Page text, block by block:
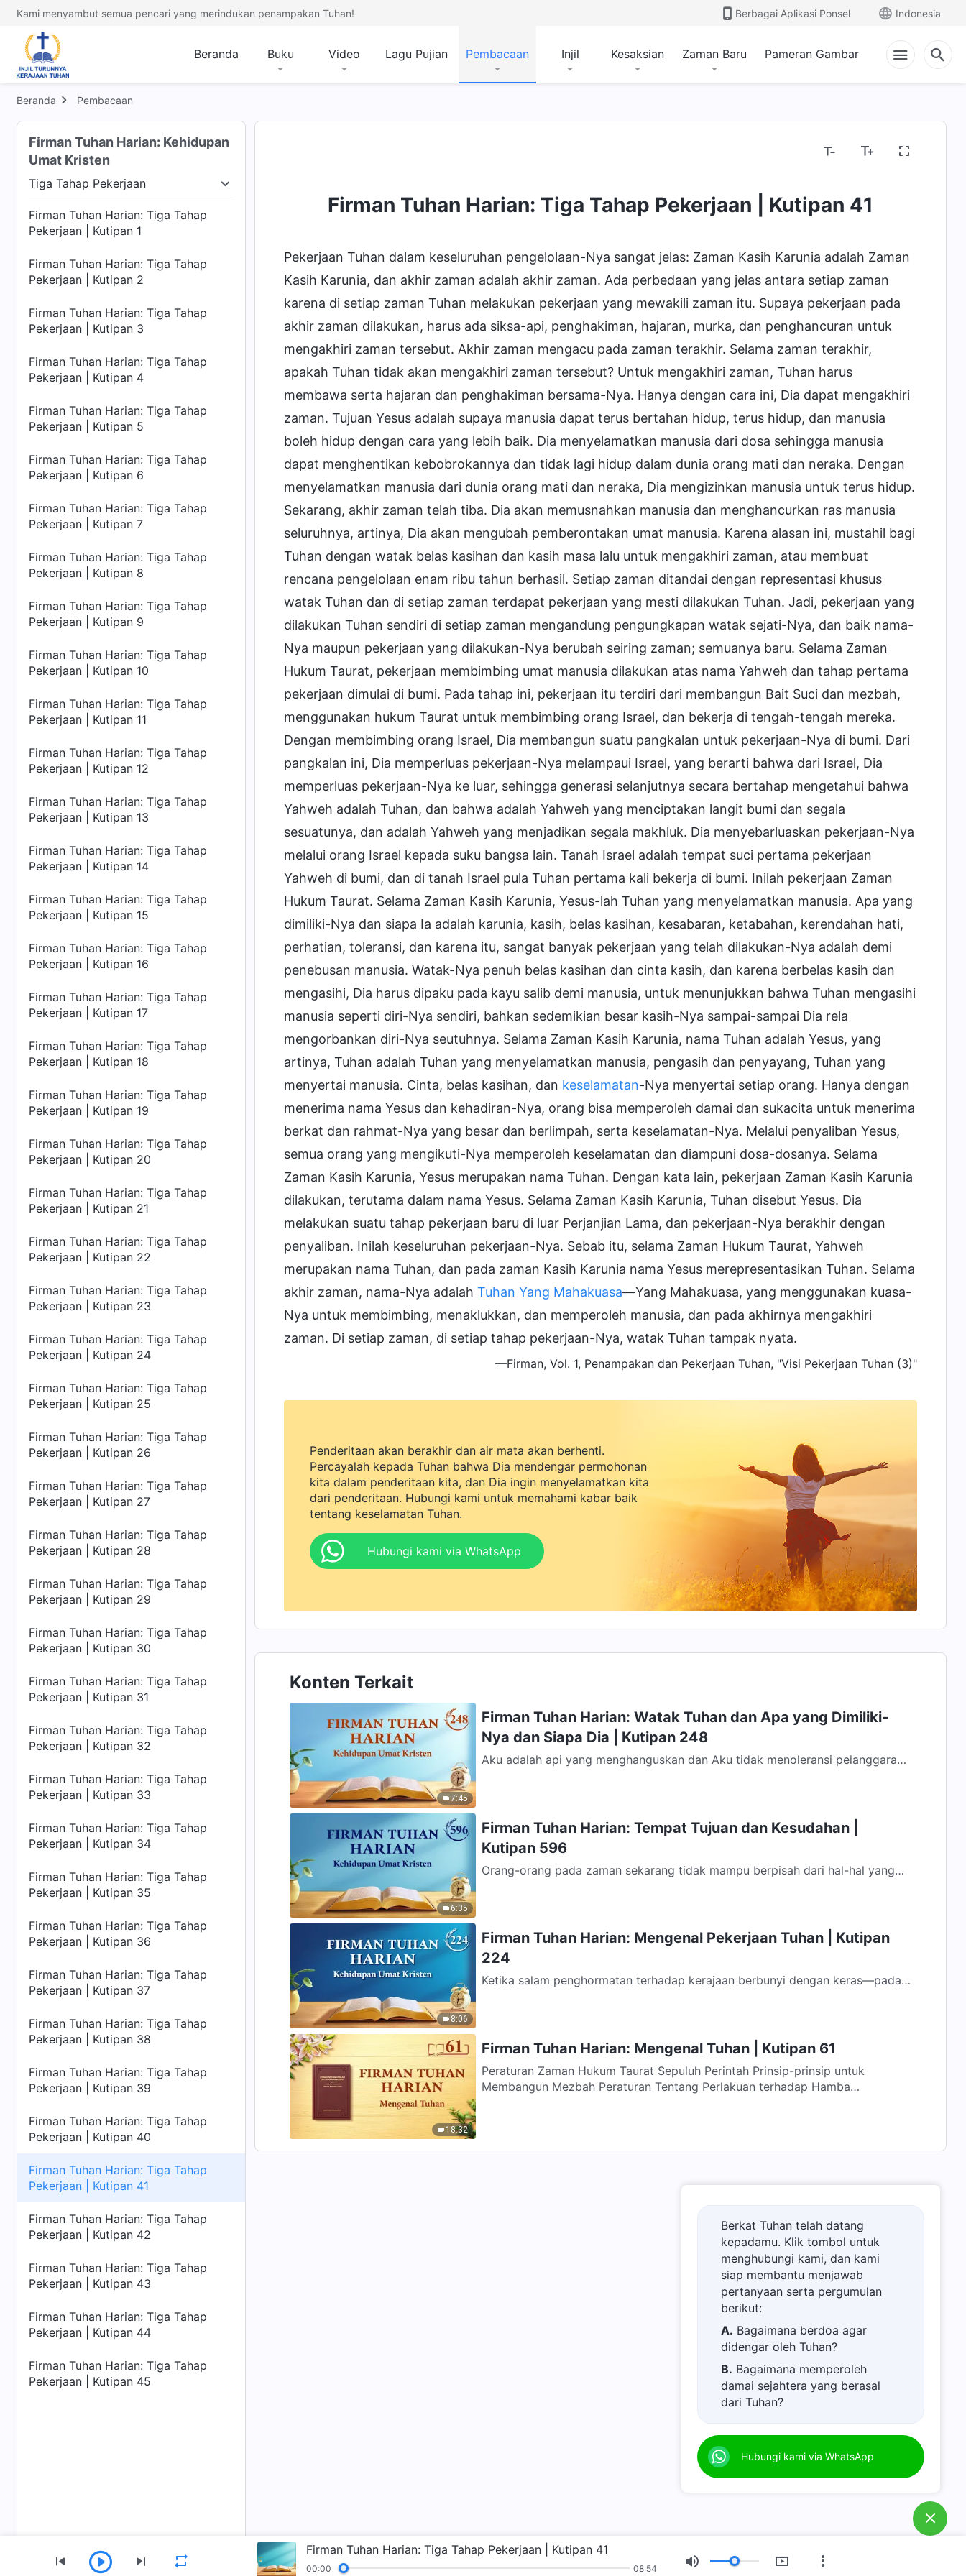
Kami menyambut semua pencari yang merindukan penampakan Tuhan! Berbagai Aplikasi Ponsel Indonesia
Beranda Buku Video Lagu Pujian Pembacaan Injil Kesaksian Zaman Baru Pameran Gambar
Beranda Pembacaan
Firman Tuhan Harian: Kehidupan
Umat Kristen
Tiga Tahap Pekerjaan
Tiga Tahap Pekerjaan Penampakan dan Pekerjaan Tuhan Penghakiman pada Akhir Zaman Inkarnasi Mengenal Pekerjaan Tuhan
Firman Tuhan Harian: Tiga Tahap
Pekerjaan | Kutipan 1
Firman Tuhan Harian: Tiga Tahap
Pekerjaan | Kutipan 2
Firman Tuhan Harian: Tiga Tahap
Pekerjaan | Kutipan 3
Firman Tuhan Harian: Tiga Tahap
Pekerjaan | Kutipan 4
Firman Tuhan Harian: Tiga Tahap
Pekerjaan | Kutipan 5
Firman Tuhan Harian: Tiga Tahap
Pekerjaan | Kutipan 6
Firman Tuhan Harian: Tiga Tahap
Pekerjaan | Kutipan 7
Firman Tuhan Harian: Tiga Tahap
Pekerjaan | Kutipan 8
Firman Tuhan Harian: Tiga Tahap
Pekerjaan | Kutipan 9
Firman Tuhan Harian: Tiga Tahap
Pekerjaan | Kutipan 10
Firman Tuhan Harian: Tiga Tahap
Pekerjaan | Kutipan 11
Firman Tuhan Harian: Tiga Tahap
Pekerjaan | Kutipan 12
Firman Tuhan Harian: Tiga Tahap
Pekerjaan | Kutipan 13
Firman Tuhan Harian: Tiga Tahap
Pekerjaan | Kutipan 14
Firman Tuhan Harian: Tiga Tahap
Pekerjaan | Kutipan 15
Firman Tuhan Harian: Tiga Tahap
Pekerjaan | Kutipan 16
Firman Tuhan Harian: Tiga Tahap
Pekerjaan | Kutipan 17
Firman Tuhan Harian: Tiga Tahap
Pekerjaan | Kutipan 18
Firman Tuhan Harian: Tiga Tahap
Pekerjaan | Kutipan 19
Firman Tuhan Harian: Tiga Tahap
Pekerjaan | Kutipan 20
Firman Tuhan Harian: Tiga Tahap
Pekerjaan | Kutipan 21
Firman Tuhan Harian: Tiga Tahap
Pekerjaan | Kutipan 22
Firman Tuhan Harian: Tiga Tahap
Pekerjaan | Kutipan 23
Firman Tuhan Harian: Tiga Tahap
Pekerjaan | Kutipan 24
Firman Tuhan Harian: Tiga Tahap
Pekerjaan | Kutipan 25
Firman Tuhan Harian: Tiga Tahap
Pekerjaan | Kutipan 26
Firman Tuhan Harian: Tiga Tahap
Pekerjaan | Kutipan 27
Firman Tuhan Harian: Tiga Tahap
Pekerjaan | Kutipan 28
Firman Tuhan Harian: Tiga Tahap
Pekerjaan | Kutipan 29
Firman Tuhan Harian: Tiga Tahap
Pekerjaan | Kutipan 30
Firman Tuhan Harian: Tiga Tahap
Pekerjaan | Kutipan 31
Firman Tuhan Harian: Tiga Tahap
Pekerjaan | Kutipan 32
Firman Tuhan Harian: Tiga Tahap
Pekerjaan | Kutipan 33
Firman Tuhan Harian: Tiga Tahap
Pekerjaan | Kutipan 34
Firman Tuhan Harian: Tiga Tahap
Pekerjaan | Kutipan 35
Firman Tuhan Harian: Tiga Tahap
Pekerjaan | Kutipan 36
Firman Tuhan Harian: Tiga Tahap
Pekerjaan | Kutipan 37
Firman Tuhan Harian: Tiga Tahap
Pekerjaan | Kutipan 38
Firman Tuhan Harian: Tiga Tahap
Pekerjaan | Kutipan 39
Firman Tuhan Harian: Tiga Tahap
Pekerjaan | Kutipan 40
Firman Tuhan Harian: Tiga Tahap
Pekerjaan | Kutipan 41
Firman Tuhan Harian: Tiga Tahap
Pekerjaan | Kutipan 42
Firman Tuhan Harian: Tiga Tahap
Pekerjaan | Kutipan 43
Firman Tuhan Harian: Tiga Tahap
Pekerjaan | Kutipan 44
Firman Tuhan Harian: Tiga Tahap
Pekerjaan | Kutipan 45
Firman Tuhan Harian: Tiga Tahap Pekerjaan | Kutipan 41
Pekerjaan Tuhan dalam keseluruhan pengelolaan-Nya sangat jelas: Zaman Kasih Karunia adalah Zaman
Kasih Karunia, dan akhir zaman adalah akhir zaman. Ada perbedaan yang jelas antara setiap zaman
karena di setiap zaman Tuhan melakukan pekerjaan yang mewakili zaman itu. Supaya pekerjaan pada
akhir zaman dilakukan, harus ada siksa-api, penghakiman, hajaran, murka, dan penghancuran untuk
mengakhiri zaman tersebut. Akhir zaman mengacu pada zaman terakhir. Selama zaman terakhir,
apakah Tuhan tidak akan mengakhiri zaman tersebut? Untuk mengakhiri zaman, Tuhan harus
membawa serta hajaran dan penghakiman bersama-Nya. Hanya dengan cara ini, Dia dapat mengakhiri
zaman. Tujuan Yesus adalah supaya manusia dapat terus bertahan hidup, terus hidup, dan manusia
boleh hidup dengan cara yang lebih baik. Dia menyelamatkan manusia dari dosa sehingga manusia
dapat menghentikan kebobrokannya dan tidak lagi hidup dalam dunia orang mati dan neraka. Dengan
menyelamatkan manusia dari dunia orang mati dan neraka, Dia mengizinkan manusia untuk terus hidup.
Sekarang, akhir zaman telah tiba. Dia akan memusnahkan manusia dan menghancurkan ras manusia
seluruhnya, artinya, Dia akan mengubah pemberontakan umat manusia. Karena alasan ini, mustahil bagi
Tuhan dengan watak belas kasihan dan kasih masa lalu untuk mengakhiri zaman, atau membuat
rencana pengelolaan enam ribu tahun berhasil. Setiap zaman ditandai dengan representasi khusus
watak Tuhan dan di setiap zaman terdapat pekerjaan yang mesti dilakukan Tuhan. Jadi, pekerjaan yang
dilakukan Tuhan sendiri di setiap zaman mengandung pengungkapan watak sejati-Nya, dan baik nama-
Nya maupun pekerjaan yang dilakukan-Nya berubah seiring zaman; semuanya baru. Selama Zaman
Hukum Taurat, pekerjaan membimbing umat manusia dilakukan atas nama Yahweh dan tahap pertama
pekerjaan dimulai di bumi. Pada tahap ini, pekerjaan itu terdiri dari membangun Bait Suci dan mezbah,
menggunakan hukum Taurat untuk membimbing orang Israel, dan bekerja di tengah-tengah mereka.
Dengan membimbing orang Israel, Dia membangun suatu pangkalan untuk pekerjaan-Nya di bumi. Dari
pangkalan ini, Dia memperluas pekerjaan-Nya melampaui Israel, yang berarti bahwa dari Israel, Dia
memperluas pekerjaan-Nya ke luar, sehingga generasi selanjutnya secara bertahap mengetahui bahwa
Yahweh adalah Tuhan, dan bahwa adalah Yahweh yang menciptakan langit bumi dan segala
sesuatunya, dan adalah Yahweh yang menjadikan segala makhluk. Dia menyebarluaskan pekerjaan-Nya
melalui orang Israel kepada suku bangsa lain. Tanah Israel adalah tempat suci pertama pekerjaan
Yahweh di bumi, dan di tanah Israel pula Tuhan pertama kali bekerja di bumi. Inilah pekerjaan Zaman
Hukum Taurat. Selama Zaman Kasih Karunia, Yesus-lah Tuhan yang menyelamatkan manusia. Apa yang
dimiliki-Nya dan siapa Ia adalah karunia, kasih, belas kasihan, kesabaran, ketabahan, kerendahan hati,
perhatian, toleransi, dan karena itu, sangat banyak pekerjaan yang telah dilakukan-Nya adalah demi
penebusan manusia. Watak-Nya penuh belas kasihan dan cinta kasih, dan karena berbelas kasih dan
mengasihi, Dia harus dipaku pada kayu salib demi manusia, untuk menunjukkan bahwa Tuhan mengasihi
manusia seperti diri-Nya sendiri, bahkan sedemikian besar kasih-Nya sampai-sampai Dia rela
mengorbankan diri-Nya seutuhnya. Selama Zaman Kasih Karunia, nama Tuhan adalah Yesus, yang
artinya, Tuhan adalah Tuhan yang menyelamatkan manusia, pengasih dan penyayang, Tuhan yang
menyertai manusia. Cinta, belas kasihan, dan keselamatan-Nya menyertai setiap orang. Hanya dengan
menerima nama Yesus dan kehadiran-Nya, orang bisa memperoleh damai dan sukacita untuk menerima
berkat dan rahmat-Nya yang besar dan berlimpah, serta keselamatan-Nya. Melalui penyaliban Yesus,
semua orang yang mengikuti-Nya memperoleh keselamatan dan diampuni dosa-dosanya. Selama
Zaman Kasih Karunia, Yesus merupakan nama Tuhan. Dengan kata lain, pekerjaan Zaman Kasih Karunia
dilakukan, terutama dalam nama Yesus. Selama Zaman Kasih Karunia, Tuhan disebut Yesus. Dia
melakukan suatu tahap pekerjaan baru di luar Perjanjian Lama, dan pekerjaan-Nya berakhir dengan
penyaliban. Inilah keseluruhan pekerjaan-Nya. Sebab itu, selama Zaman Hukum Taurat, Yahweh
merupakan nama Tuhan, dan pada zaman Kasih Karunia nama Yesus merepresentasikan Tuhan. Selama
akhir zaman, nama-Nya adalah Tuhan Yang Mahakuasa—Yang Mahakuasa, yang menggunakan kuasa-
Nya untuk membimbing, menaklukkan, dan memperoleh manusia, dan pada akhirnya mengakhiri
zaman. Di setiap zaman, di setiap tahap pekerjaan-Nya, watak Tuhan tampak nyata.
—Firman, Vol. 1, Penampakan dan Pekerjaan Tuhan, "Visi Pekerjaan Tuhan (3)"
Penderitaan akan berakhir dan air mata akan berhenti.
Percayalah kepada Tuhan bahwa Dia mendengar permohonan
kita dalam penderitaan kita, dan Dia ingin menyelamatkan kita
dari penderitaan. Hubungi kami untuk memahami kabar baik
tentang keselamatan Tuhan.
Hubungi kami via WhatsApp
Konten Terkait
7:45
Firman Tuhan Harian: Watak Tuhan dan Apa yang Dimiliki-
Nya dan Siapa Dia | Kutipan 248
Aku adalah api yang menghanguskan dan Aku tidak menoleransi pelanggaran.
6:35
Firman Tuhan Harian: Tempat Tujuan dan Kesudahan |
Kutipan 596
Orang-orang pada zaman sekarang tidak mampu berpisah dari hal-hal yang
8:06
Firman Tuhan Harian: Mengenal Pekerjaan Tuhan | Kutipan
224
Ketika salam penghormatan terhadap kerajaan berbunyi dengan keras—pada
18:32
Firman Tuhan Harian: Mengenal Tuhan | Kutipan 61
Peraturan Zaman Hukum Taurat Sepuluh Perintah Prinsip-prinsip untuk
Membangun Mezbah Peraturan Tentang Perlakuan terhadap Hamba
Berkat Tuhan telah datang
kepadamu. Klik tombol untuk
menghubungi kami, dan kami
siap membantu menjawab
pertanyaan serta pergumulan
berikut:
A. Bagaimana berdoa agar
didengar oleh Tuhan?
B. Bagaimana memperoleh
damai sejahtera yang berasal
dari Tuhan?
D.
Belajar firman Tuhan dan
semakin dekat kepada Tuhan.
F.Bagaimana melepaskan diri
Hubungi kami via WhatsApp
Firman Tuhan Harian: Tiga Tahap Pekerjaan | Kutipan 41
00:00 08:54